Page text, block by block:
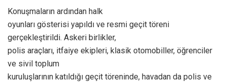
Konuşmaların ardından halk
oyunları gösterisi yapıldı ve resmi geçit töreni
gerçekleştirildi. Askeri birlikler,
polis araçları, itfaiye ekipleri, klasik otomobiller, öğrenciler
ve sivil toplum
kuruluşlarının katıldığı geçit töreninde, havadan da polis ve